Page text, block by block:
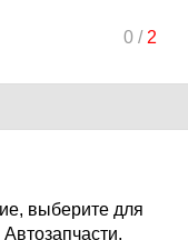
0/ 2
выберите для